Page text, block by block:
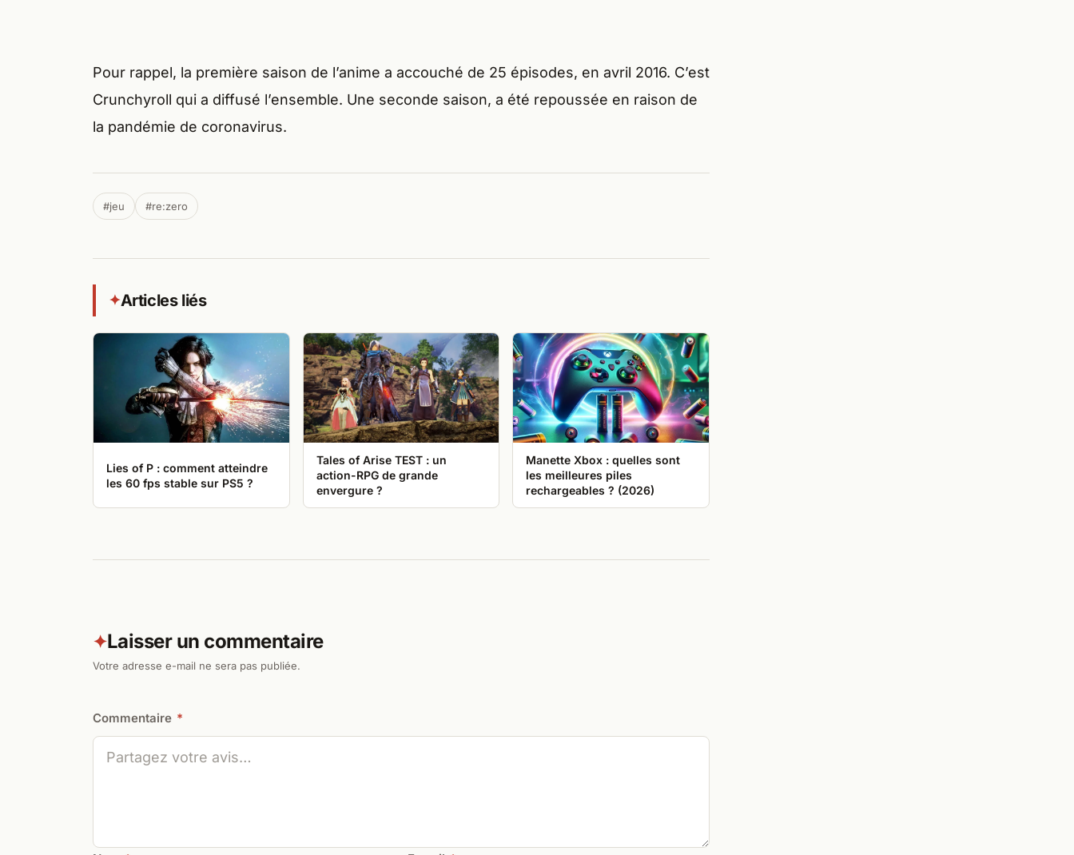
Pour rappel, la première saison de l’anime a accouché de 25 épisodes, en avril 2016. C’est
Crunchyroll qui a diffusé l’ensemble. Une seconde saison, a été repoussée en raison de
la pandémie de coronavirus.
#jeu #re:zero
✦Articles liés
Lies of P : comment atteindre
les 60 fps stable sur PS5 ?
Tales of Arise TEST : un
action-RPG de grande
envergure ?
Manette Xbox : quelles sont
les meilleures piles
rechargeables ? (2026)
✦Laisser un commentaire
Votre adresse e-mail ne sera pas publiée.
Commentaire *